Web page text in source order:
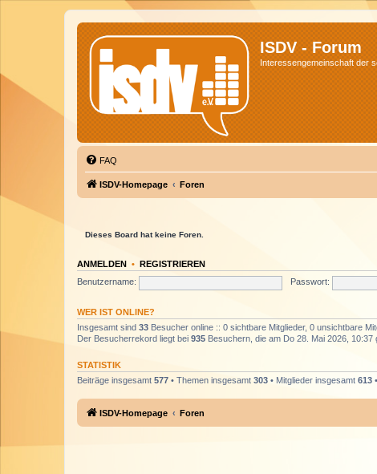
ISDV - Forum
Interessengemeinschaft der
FAQ
ISDV-Homepage Foren
Dieses Board hat keine Foren.
ANMELDEN • REGISTRIEREN
Benutzername:
Passwort:
WER IST ONLINE?
Insgesamt sind 33 Besucher online :: 0 sichtbare Mitglieder, 0 unsichtbare
Der Besucherrekord liegt bei 935 Besuchern, die am Do 28. Mai 2026, 10:37
STATISTIK
Beiträge insgesamt 577 • Themen insgesamt 303 • Mitglieder insgesamt 613
ISDV-Homepage Foren